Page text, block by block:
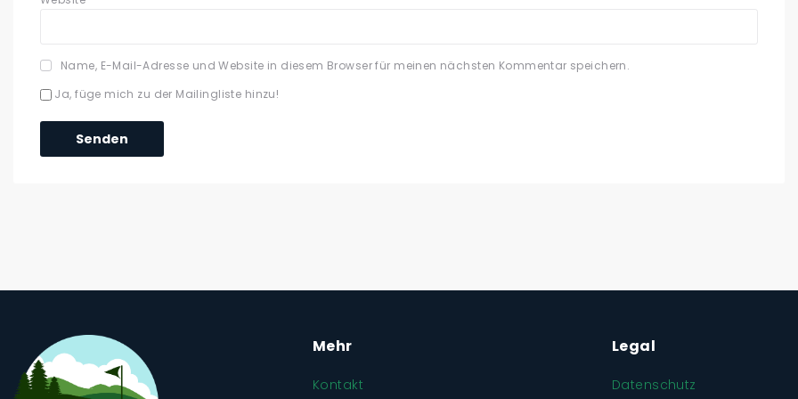
Name, E-Mail-Adresse und Website in diesem Browser für meinen nächsten Kommentar speichern.
Ja, füge mich zu der Mailingliste hinzu!
Mehr
Kontakt
Legal
Datenschutz